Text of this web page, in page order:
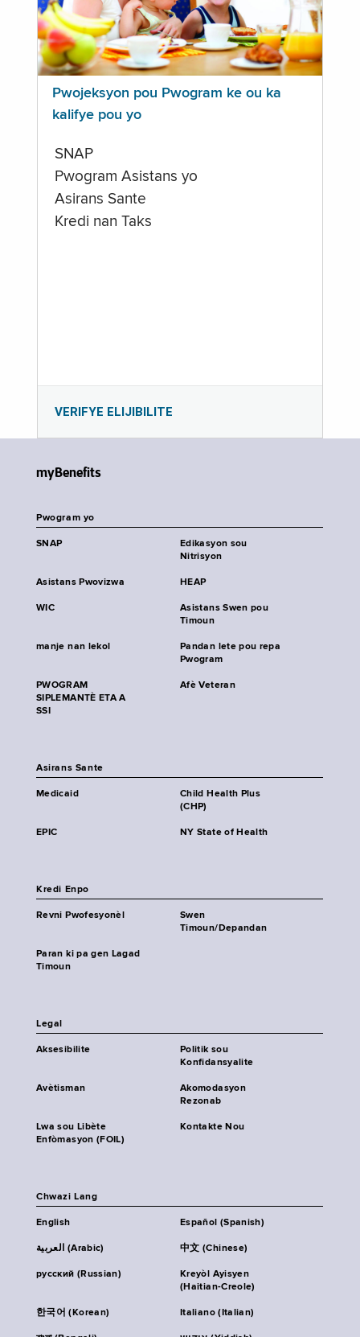
Pwojeksyon pou Pwogram ke ou ka
kalifye pou yo
SNAP
Pwogram Asistans yo
Asirans Sante
Kredi nan Taks
VERIFYE ELIJIBILITE
myBenefits
Pwogram yo
SNAP
Edikasyon sou
Nitrisyon
Asistans Pwovizwa HEAP
WIC
Asistans Swen pou
Timoun
manje nan lekol
Pandan lete pou repa
Pwogram
PWOGRAM
SIPLEMANTÈ ETA A
SSI
Afè Veteran
Asirans Sante
Medicaid
Child Health Plus
(CHP)
EPIC NY State of Health
Kredi Enpo
Revni Pwofesyonèl
Swen
Timoun/Depandan
Paran ki pa gen Lagad
Timoun
Legal
Aksesibilite
Politik sou
Konfidansyalite
Avètisman
Akomodasyon
Rezonab
Lwa sou Libète
Enfòmasyon (FOIL)
Kontakte Nou
Chwazi Lang
English Español (Spanish)
العربية (Arabic) 中文 (Chinese)
русский (Russian)
Kreyòl Ayisyen
(Haitian-Creole)
한국어 (Korean) Italiano (Italian)